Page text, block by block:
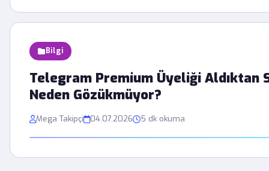
Bilgi
Telegram Premium Üyeliği Aldıktan
Neden Gözükmüyor?
Mega Takipçi 04.07.2026 5 dk okuma